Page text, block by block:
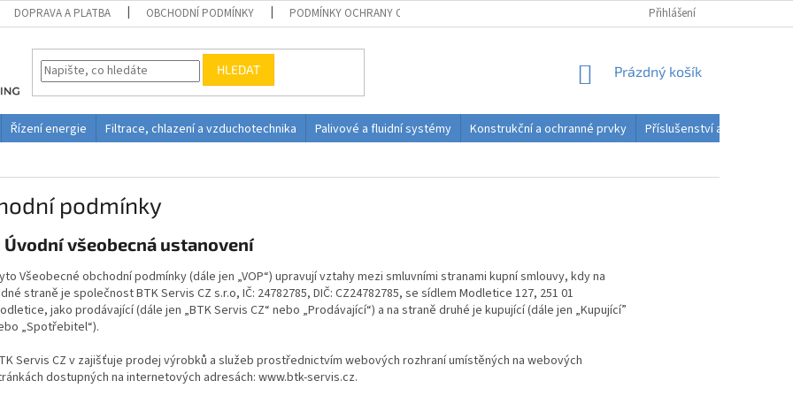
DOPRAVA A PLATBA OBCHODNÍ PODMÍNKY PODMÍNKY OCHRANY OSOBNÍCH ÚDAJŮ PODMÍNKY ODSTOUPENÍ OD SMLOUVY DO 14 DNŮ
Přihlášení
HLEDAT
NÁKUPNÍ
Prázdný košík
Řízení energie Filtrace, chlazení a vzduchotechnika Palivové a fluidní systémy Konstrukční a ochranné prvky
Příslušenství a spotřební
podmínky
Úvodní všeobecná ustanovení
Všeobecné obchodní podmínky (dále jen „VOP“) upravují vztahy mezi smluvními stranami kupní smlouvy, kdy na
straně je společnostBTK Servis CZ s.r.o, IČ: 24782785, DIČ: CZ24782785, se sídlem Modletice 127, 251 01
, jako prodávající (dále jen „BTK Servis CZ“ nebo „Prodávající“) a na straně druhé je kupující (dále jen „Kupující”
„Spotřebitel“).
Servis CZ v zajišťuje prodej výrobků a služeb prostřednictvím webových rozhraní umístěných na webových
dostupných na internetových adresách: www.btk-servis.cz.